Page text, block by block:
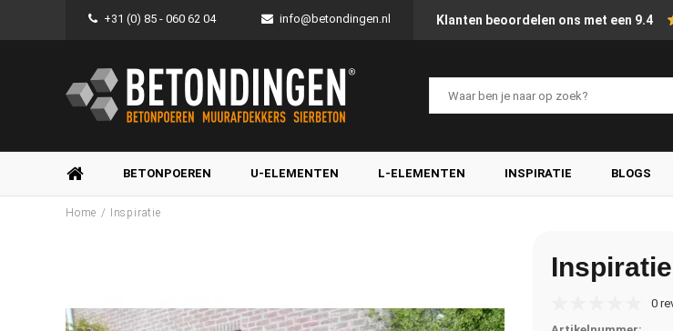
+31 (0) 85 - 060 62 04 info@betondingen.nl Klanten beoordelen ons met een 9.4
BETONPOEREN U-ELEMENTEN L-ELEMENTEN INSPIRATIE BLOGS
Home / Inspiratie
Inspiratie
0